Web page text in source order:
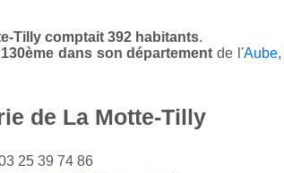
Tilly comptait 392 habitants.
dans son département de l'Aube
de La Motte-Tilly
25 39 74 86